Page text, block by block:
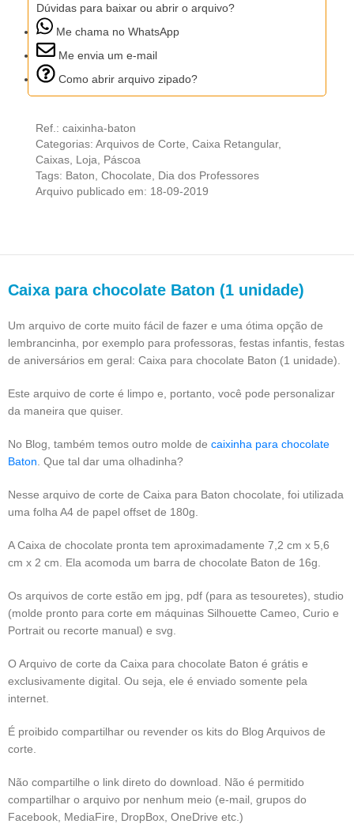
Dúvidas para baixar ou abrir o arquivo?
Me chama no WhatsApp
Me envia um e-mail
Como abrir arquivo zipado?
Ref.: caixinha-baton
Categorias: Arquivos de Corte Caixa Retangular,
Caixas Loja
Páscoa
Tags: Baton Chocolate
Dia dos Professores
Arquivo publicado em: 18-09-2019
Caixa para chocolate Baton (1 unidade)
Um arquivo de corte muito fácil de fazer e uma ótima opção de
lembrancinha, por exemplo para professoras, festas infantis, festas
de aniversários em geral: Caixa para chocolate Baton (1 unidade).
Este arquivo de corte é limpo e, portanto, você pode personalizar
da maneira que quiser.
No Blog, também temos outro molde de caixinha para chocolate
Baton . Que tal dar uma olhadinha?
Nesse arquivo de corte de Caixa para Baton chocolate, foi utilizada
uma folha A4 de papel offset de 180g.
A Caixa de chocolate pronta tem aproximadamente 7,2 cm x 5,6
cm x 2 cm. Ela acomoda um barra de chocolate Baton de 16g.
Os arquivos de corte estão em jpg, pdf (para as tesouretes), studio
(molde pronto para corte em máquinas Silhouette Cameo, Curio e
Portrait ou recorte manual) e svg.
O Arquivo de corte da Caixa para chocolate Baton é grátis e
exclusivamente digital. Ou seja, ele é enviado somente pela
internet.
É proibido compartilhar ou revender os kits do Blog Arquivos de
corte.
Não compartilhe o link direto do download. Não é permitido
compartilhar o arquivo por nenhum meio (e-mail, grupos do
Facebook, MediaFire, DropBox, OneDrive etc.)